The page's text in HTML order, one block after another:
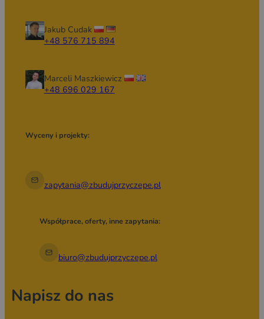
Jakub Cudak
+48 576 715 894
Marceli Maszkiewicz
+48 696 029 167
Wyceny i projekty:
zapytania@zbudujprzyczepe.pl
Współprace, oferty, inne zapytania:
biuro@zbudujprzyczepe.pl
Napisz do nas